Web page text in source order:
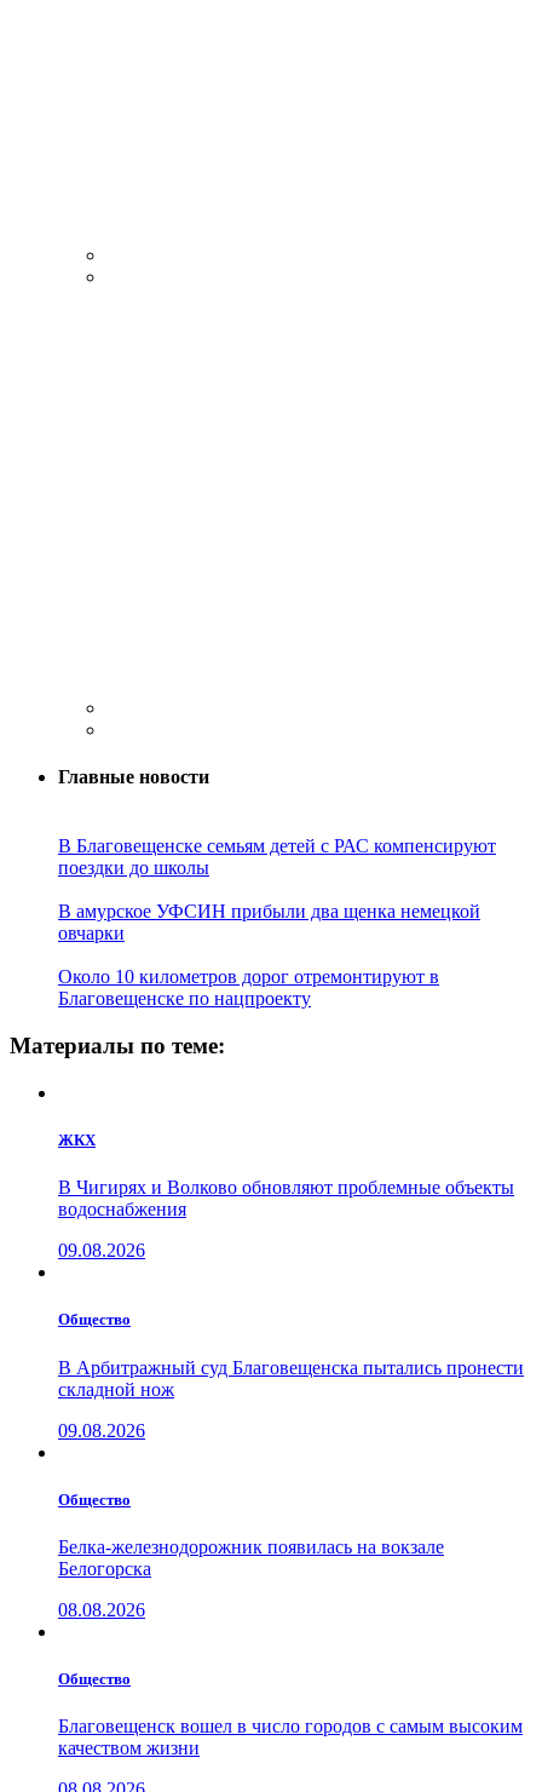
Главные новости
В Благовещенске семьям детей с РАС компенсируют
поездки до школы
В амурское УФСИН прибыли два щенка немецкой
овчарки
Около 10 километров дорог отремонтируют в
Благовещенске по нацпроекту
Материалы по теме:
ЖКХ
В Чигирях и Волково обновляют проблемные объекты
водоснабжения
09.08.2026
Общество
В Арбитражный суд Благовещенска пытались пронести
складной нож
09.08.2026
Общество
Белка-железнодорожник появилась на вокзале
Белогорска
08.08.2026
Общество
Благовещенск вошел в число городов с самым высоким
качеством жизни